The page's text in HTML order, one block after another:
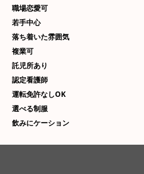
職場恋愛可
若手中心
落ち着いた雰囲気
複業可
託児所あり
認定看護師
運転免許なしOK
選べる制服
飲みにケーション